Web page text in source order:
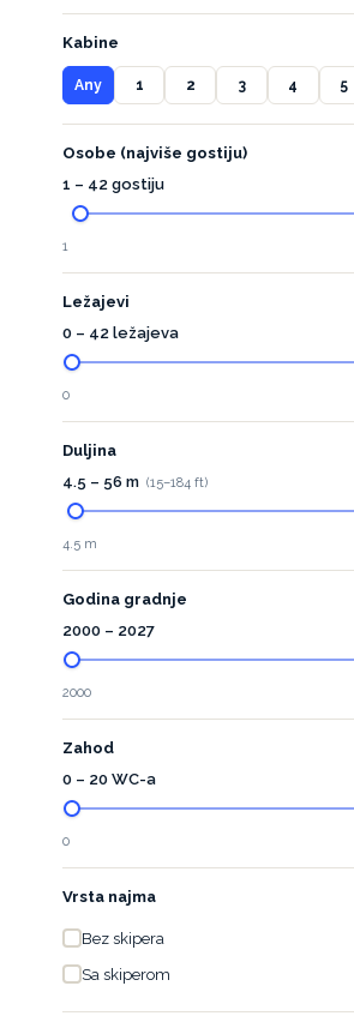
Kabine
Any 1 2 3 4 5
Osobe (najviše gostiju)
1 – 42 gostiju
1
Ležajevi
0 – 42 ležajeva
0
Duljina
4.5 – 56 m (15–184 ft)
4.5 m
Godina gradnje
2000 – 2027
2000
Zahod
0 – 20 WC-a
0
Vrsta najma
Bez skipera
Sa skiperom